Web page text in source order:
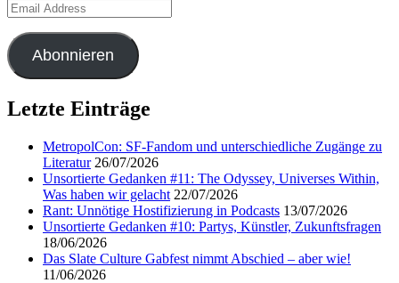
Email
Address
Abonnieren
Letzte Einträge
MetropolCon: SF-Fandom und unterschiedliche Zugänge zu
Literatur 26/07/2026
Unsortierte Gedanken #11: The Odyssey, Universes Within,
Was haben wir gelacht 22/07/2026
Rant: Unnötige Hostifizierung in Podcasts 13/07/2026
Unsortierte Gedanken #10: Partys, Künstler, Zukunftsfragen
18/06/2026
Das Slate Culture Gabfest nimmt Abschied – aber wie!
11/06/2026